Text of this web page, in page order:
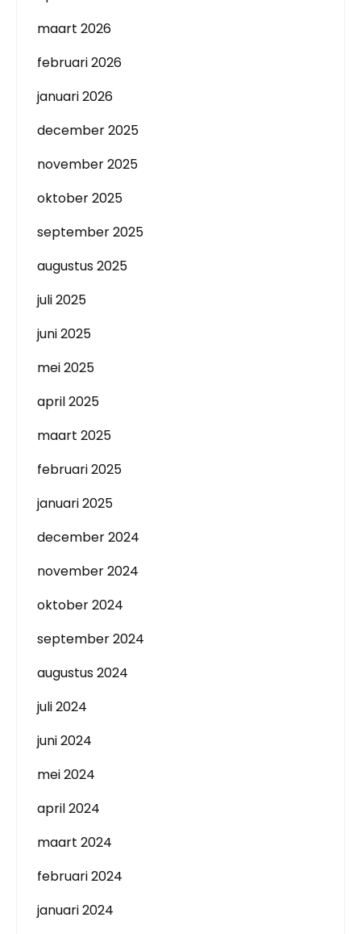
maart 2026
februari 2026
januari 2026
december 2025
november 2025
oktober 2025
september 2025
augustus 2025
juli 2025
juni 2025
mei 2025
april 2025
maart 2025
februari 2025
januari 2025
december 2024
november 2024
oktober 2024
september 2024
augustus 2024
juli 2024
juni 2024
mei 2024
april 2024
maart 2024
februari 2024
januari 2024